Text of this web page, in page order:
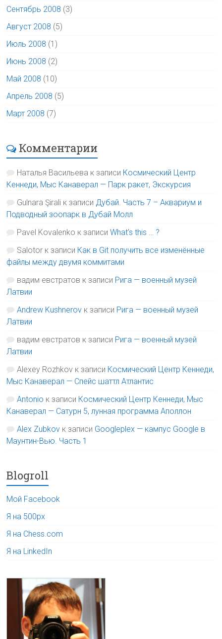
Сентябрь 2008 (3)
Август 2008 (5)
Июль 2008 (1)
Июнь 2008 (2)
Май 2008 (10)
Апрель 2008 (5)
Март 2008 (7)
Комментарии
Наталья Васильева к записи Космический Центр
Кеннеди, Мыс Канаверал — Парк ракет, Экскурсия
Gulnara Şirali к записи Дубай. Часть 7 – Аквариум и
Подводный зоопарк в Дубай Молл
Pavel Kovalenko к записиWhat’s this … ?
Salotor к записи Как в Git получить все изменённые
файлы между двумя коммитами
вадим евстратов к записи Рига — военный музей
Латвии
Andrew Kushnerov к записи Рига — военный музей
Латвии
вадим евстратов к записи Рига — военный музей
Латвии
Alexey Rozhkov к записи Космический Центр Кеннеди,
Мыс Канаверал — Спейс шаттл Атлантис
Antonio к записи Космический Центр Кеннеди, Мыс
Канаверал — Сатурн 5, лунная программа Аполлон
Alex Zubkov к записи Googleplex — кампус Google в
Маунтин-Вью. Часть 1
Blogroll
Мой Facebook
Я на 500px
Я на Chess.com
Я на LinkedIn